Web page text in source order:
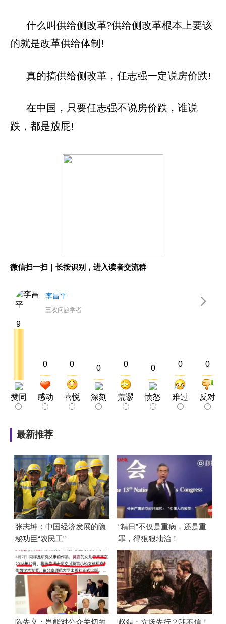
什么叫供给侧改革?供给侧改革根本上要该
的就是改革供给体制 !
真的搞供给侧改革，任志强一定说房价跌!
在中国，只要任志强不说房价跌，谁说
跌，都是放屁!
微信扫一扫｜长按识别，进入读者交流群
李昌平
三农问题学者
9
赞同
0
感动
0
喜悦
0
深刻
0
荒谬
0
愤怒
0
难过
0
反对
最新推荐
张志坤：中国经济发展的隐
秘功臣“农民工”
“精日”不仅是重病，还是重
罪，得狠狠地治！
陈先义：岂能对公众关切的 赵磊：立场先行？我不信！